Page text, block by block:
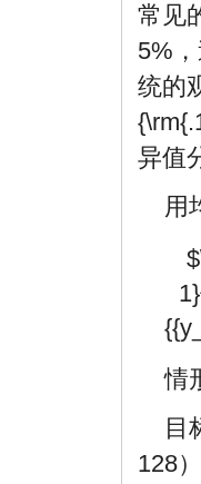
常见
5%
统的
异值
用
情
目
128